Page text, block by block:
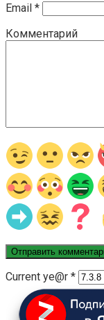
Email *
Комментарий
Current ye@r *